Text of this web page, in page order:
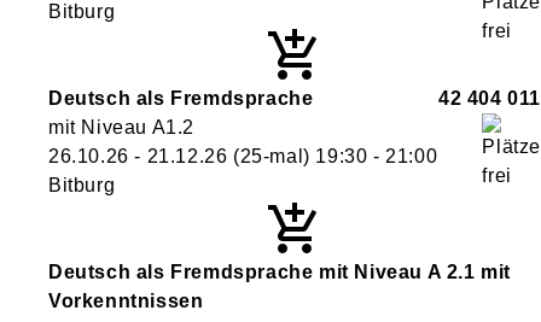
Bitburg
Deutsch als Fremdsprache
42 404 011
mit Niveau A1.2
26.10.26 - 21.12.26 (25-mal) 19:30 - 21:00
Bitburg
Deutsch als Fremdsprache mit Niveau A 2.1 mit
Vorkenntnissen